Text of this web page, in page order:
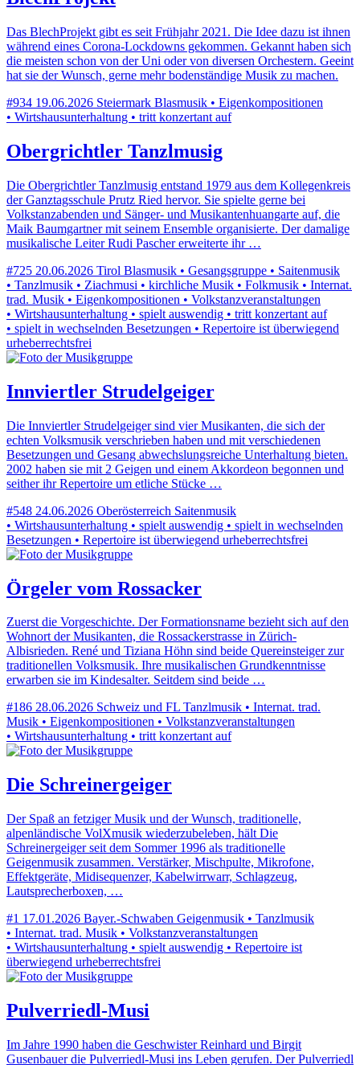
Das BlechProjekt gibt es seit Frühjahr 2021. Die Idee dazu ist ihnen
während eines Corona-Lockdowns gekommen. Gekannt haben sich
die meisten schon von der Uni oder von diversen Orchestern. Geeint
hat sie der Wunsch, gerne mehr bodenständige Musik zu machen.
#934 19.06.2026 Steiermark Blasmusik • Eigenkompositionen
• Wirtshausunterhaltung • tritt konzertant auf
Obergrichtler Tanzlmusig
Die Obergrichtler Tanzlmusig entstand 1979 aus dem Kollegenkreis
der Ganztagsschule Prutz Ried hervor. Sie spielte gerne bei
Volkstanzabenden und Sänger- und Musikantenhuangarte auf, die
Maik Baumgartner mit seinem Ensemble organisierte. Der damalige
musikalische Leiter Rudi Pascher erweiterte ihr …
#725 20.06.2026 Tirol Blasmusik • Gesangsgruppe • Saitenmusik
• Tanzlmusik • Ziachmusi • kirchliche Musik • Folkmusik • Internat.
trad. Musik • Eigenkompositionen • Volkstanzveranstaltungen
• Wirtshausunterhaltung • spielt auswendig • tritt konzertant auf
• spielt in wechselnden Besetzungen • Repertoire ist überwiegend
urheberrechtsfrei
Innviertler Strudelgeiger
Die Innviertler Strudelgeiger sind vier Musikanten, die sich der
echten Volksmusik verschrieben haben und mit verschiedenen
Besetzungen und Gesang abwechslungsreiche Unterhaltung bieten.
2002 haben sie mit 2 Geigen und einem Akkordeon begonnen und
seither ihr Repertoire um etliche Stücke …
#548 24.06.2026 Oberösterreich Saitenmusik
• Wirtshausunterhaltung • spielt auswendig • spielt in wechselnden
Besetzungen • Repertoire ist überwiegend urheberrechtsfrei
Örgeler vom Rossacker
Zuerst die Vorgeschichte. Der Formationsname bezieht sich auf den
Wohnort der Musikanten, die Rossackerstrasse in Zürich-
Albisrieden. René und Tiziana Höhn sind beide Quereinsteiger zur
traditionellen Volksmusik. Ihre musikalischen Grundkenntnisse
erwarben sie im Kindesalter. Seitdem sind beide …
#186 28.06.2026 Schweiz und FL Tanzlmusik • Internat. trad.
Musik • Eigenkompositionen • Volkstanzveranstaltungen
• Wirtshausunterhaltung • tritt konzertant auf
Die Schreinergeiger
Der Spaß an fetziger Musik und der Wunsch, traditionelle,
alpenländische VolXmusik wiederzubeleben, hält Die
Schreinergeiger seit dem Sommer 1996 als traditionelle
Geigenmusik zusammen. Verstärker, Mischpulte, Mikrofone,
Effektgeräte, Midisequenzer, Kabelwirrwarr, Schlagzeug,
Lautsprecherboxen, …
#1 17.01.2026 Bayer.-Schwaben Geigenmusik • Tanzlmusik
• Internat. trad. Musik • Volkstanzveranstaltungen
• Wirtshausunterhaltung • spielt auswendig • Repertoire ist
überwiegend urheberrechtsfrei
Pulverriedl-Musi
Im Jahre 1990 haben die Geschwister Reinhard und Birgit
Gusenbauer die Pulverriedl-Musi ins Leben gerufen. Der Pulverriedl